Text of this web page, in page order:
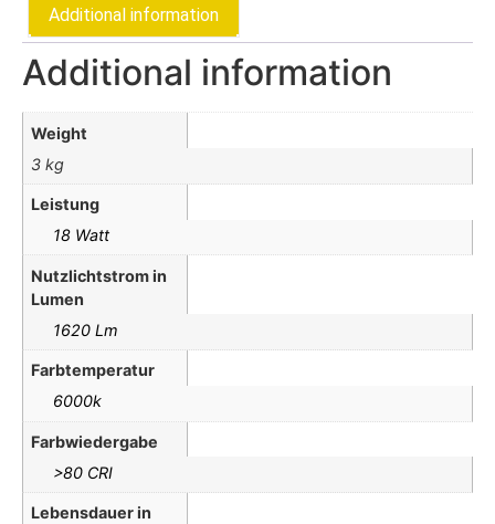
Additional information
Additional information
Weight
3 kg
Leistung
18 Watt
Nutzlichtstrom in
Lumen
1620 Lm
Farbtemperatur
6000k
Farbwiedergabe
>80 CRI
Lebensdauer in